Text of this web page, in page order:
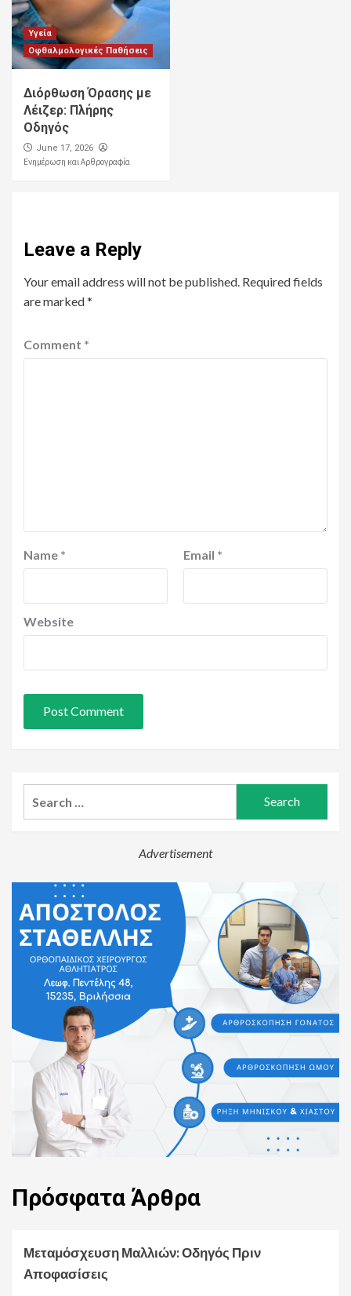
Υγεία
Οφθαλμολογικές Παθήσεις
Διόρθωση Όρασης με
Λέιζερ: Πλήρης
Οδηγός
June 17, 2026
Ενημέρωση και Αρθρογραφία
Leave a Reply
Your email address will not be published. Required fields
are marked*
Comment *
Name * Email *
Website
Advertisement
Πρόσφατα Άρθρα
Μεταμόσχευση Μαλλιών: Οδηγός Πριν
Αποφασίσεις